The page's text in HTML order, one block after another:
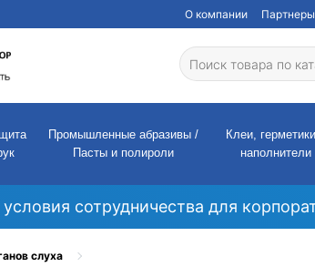
О компании Партнеры
Промышленные абразивы /
Пасты и полироли
Клеи,
наполнители
сотрудничества для
слуха